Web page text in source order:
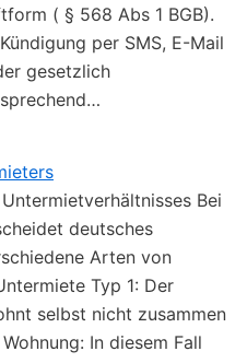
( § 568 Abs 1 BGB).
per SMS, E-Mail
gesetzlich
Bei
deutsches
Arten von
Typ 1: Der
selbst nicht zusammen
In diesem Fall